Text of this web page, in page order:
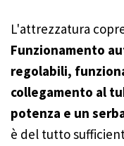
L'attrezzatura
Funzionamento
regolabili,
collegamento al
potenza e un
è del tutto